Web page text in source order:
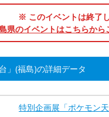
※ このイベントは終了し
県のイベントはこちらから
」(福島)の詳細データ
特別企画展「ポケモン